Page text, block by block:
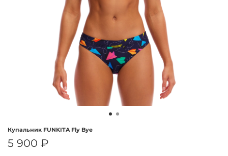
Купальник FUNKITA Fly Bye
5 900 ₽